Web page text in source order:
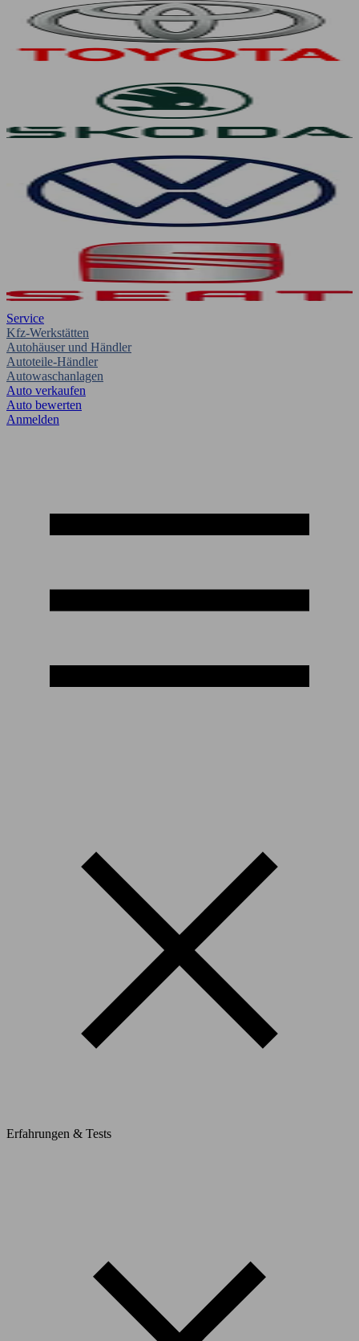
Service
Kfz-Werkstätten
Autohäuser und Händler
Autoteile-Händler
Autowaschanlagen
Auto verkaufen
Auto bewerten
Anmelden
Erfahrungen & Tests